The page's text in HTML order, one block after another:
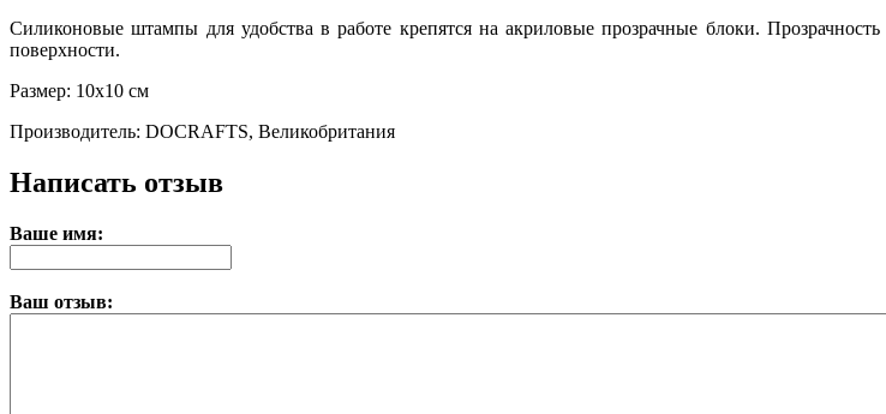
Силиконовые штампы для удобства в работе крепятся на акриловые прозрачные блоки.
поверхности.
Размер: 10х10 см
Производитель: DOCRAFTS, Великобритания
Написать отзыв
Ваше имя:
Ваш отзыв: